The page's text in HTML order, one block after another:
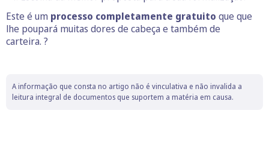
Este é um processo completamente gratuito que que
lhe poupará muitas dores de cabeça e também de
carteira. ?
A informação que consta no artigo não é vinculativa e não invalida a
leitura integral de documentos que suportem a matéria em causa.